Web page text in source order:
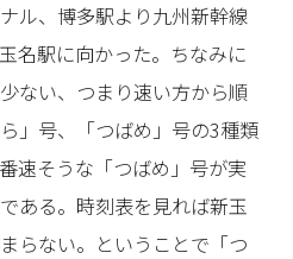
ル、博多駅より九州新幹線
名駅に向かった。ちなみに
ない、つまり速い方から順
」号、「つばめ」号の3種類
速そうな「つばめ」号が実
ある。時刻表を見れば新玉
らない。ということで「つ